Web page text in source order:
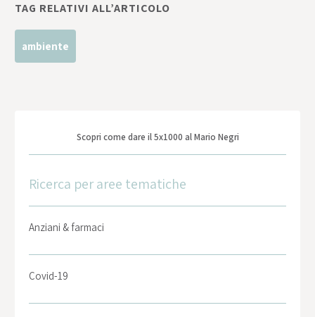
TAG RELATIVI ALL’ARTICOLO
ambiente
Scopri come dare il 5x1000 al Mario Negri
Ricerca per aree tematiche
Anziani & farmaci
Covid-19